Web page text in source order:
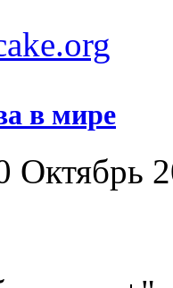
в мире
Октябрь